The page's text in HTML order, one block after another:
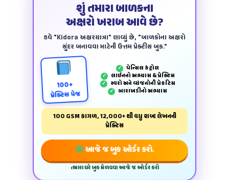
શું તમારા બાળકના
અક્ષરો ખરાબ આવે છે?
હવે "Kidora અક્ષરયાત્રા" લાવ્યું છે, "બાળકોના અક્ષરો
સુંદર બનાવવા માટેની ઉત્તમ પ્રેક્ટીસ બુક."
100+
પ્રેક્ટિસ પેજ
✓ પેન્‍સિલ કંટ્રોલ
✓ લાઈનનો અભ્યાસ & પ્રેક્ટિસ
✓ સ્વરો અને વ્યંજનોની પ્રેકટિસ
✓ બારાખડીનો અભ્યાસ
100 GSM કાગળ, 12,000+ થી વધુ શબ્દ લેખનની
પ્રેક્ટિસ
આજે જ બુક ઓર્ડર કરો.
તમારા ઘરે બુક મેળવવા આજે જ ઓર્ડર કરો